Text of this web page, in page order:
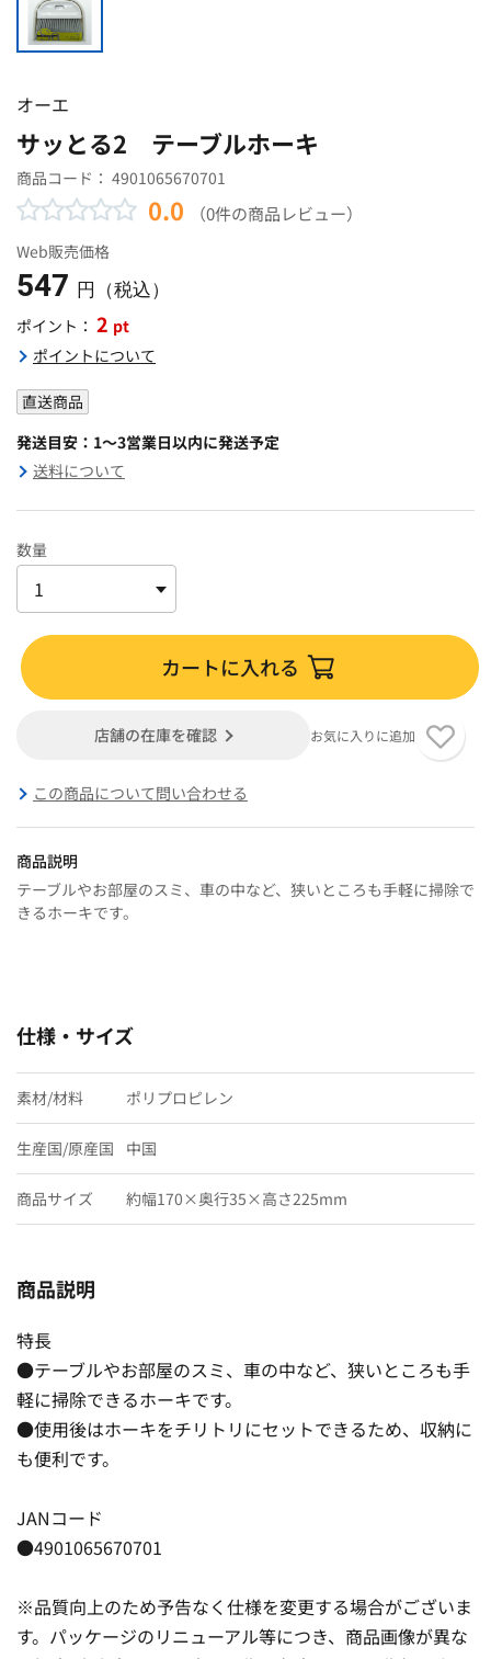
オーエ
サッとる2 テーブルホーキ
商品コード： 4901065670701
0.0 （0件の商品レビュー）
Web販売価格
547 円（税込）
ポイント： 2 pt
ポイントについて
直送商品
発送目安：1～3営業日以内に発送予定
送料について
数量
カートに入れる
店舗の在庫を確認 お気に入りに追加
この商品について問い合わせる
商品説明
テーブルやお部屋のスミ、車の中など、狭いところも手軽に掃除で
きるホーキです。
仕様・サイズ
素材/材料 ポリプロピレン
生産国/原産国 中国
商品サイズ 約幅170×奥行35×高さ225mm
商品説明
特長
●テーブルやお部屋のスミ、車の中など、狭いところも手
軽に掃除できるホーキです。
●使用後はホーキをチリトリにセットできるため、収納に
も便利です。
JANコード
●4901065670701
※品質向上のため予告なく仕様を変更する場合がございま
す。パッケージのリニューアル等につき、商品画像が異な